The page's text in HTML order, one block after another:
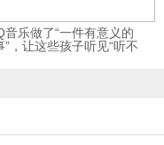
音乐做了“一件有意义的
”，让这些孩子听见“听不